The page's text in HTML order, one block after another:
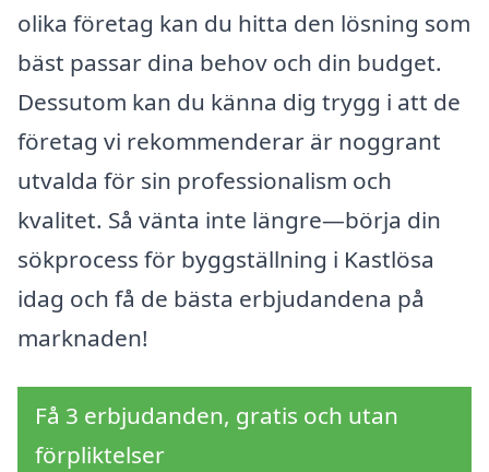
olika företag kan du hitta den lösning som
bäst passar dina behov och din budget.
Dessutom kan du känna dig trygg i att de
företag vi rekommenderar är noggrant
utvalda för sin professionalism och
kvalitet. Så vänta inte längre—börja din
sökprocess för byggställning i Kastlösa
idag och få de bästa erbjudandena på
marknaden!
Få 3 erbjudanden, gratis och utan
förpliktelser